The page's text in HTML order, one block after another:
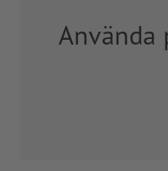
Använda